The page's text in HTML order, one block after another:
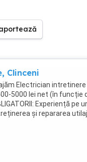
Clinceni
Electrician
5000 lei net (în funcție
Experiență pe
și repararea
specifice Studii minime:
detalii și responsabilitate
de sărbători Ore